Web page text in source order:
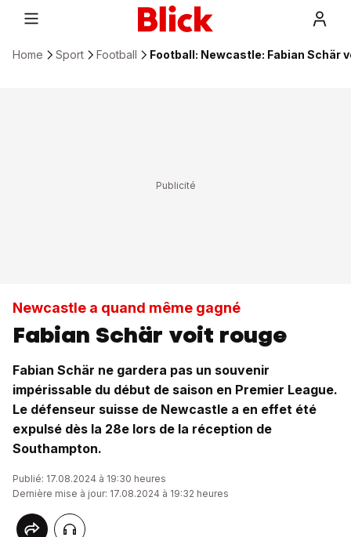
Home Sport Football Football: Newcastle: Fabian Schär
Newcastle a quand même gagné
Fabian Schär voit rouge
Fabian Schär ne gardera pas un souvenir
impérissable du début de saison en Premier League.
Le défenseur suisse de Newcastle a en effet été
expulsé dès la 28e lors de la réception de
Southampton.
Publié: 17.08.2024 à 19:30 heures
Dernière mise à jour: 17.08.2024 à 19:32 heures